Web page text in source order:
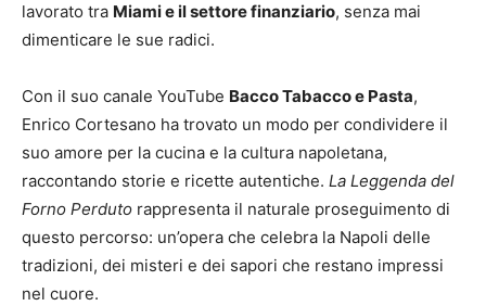
lavorato tra Miami e il settore finanziario, senza mai
dimenticare le sue radici.
Con il suo canale YouTube Bacco Tabacco e Pasta,
Enrico Cortesano ha trovato un modo per condividere il
suo amore per la cucina e la cultura napoletana,
raccontando storie e ricette autentiche. La Leggenda del
Forno Perduto rappresenta il naturale proseguimento di
questo percorso: un’opera che celebra la Napoli delle
tradizioni, dei misteri e dei sapori che restano impressi
nel cuore.